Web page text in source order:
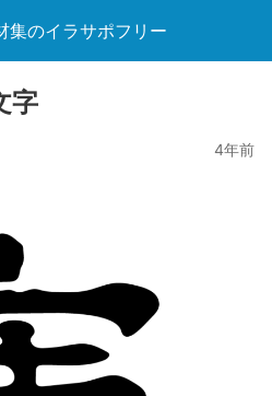
集のイラサポフリー
字
4年前